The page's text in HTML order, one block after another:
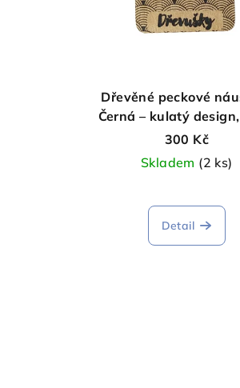
kDřevěné peckové
Černá – kulatý
výroba
300 Kč
Skladem (2 ks)
Detail